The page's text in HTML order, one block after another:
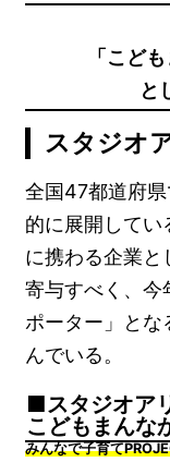
「こど
と
スタジオ
全国47都道府
的に展開して
に携わる企業と
寄与すべく、今
ポーター」とな
んでいる。
スタジオア
こどもまんな
みんなで子育て